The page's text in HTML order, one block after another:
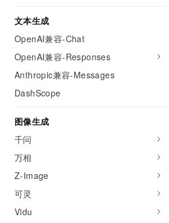
文本生成
OpenAI兼容-Chat
OpenAI兼容-Responses
Anthropic兼容-Messages
DashScope
图像生成
千问
万相
Z-Image
可灵
Vidu
容器
存储
网络与CDN
安全
中间件
数据库
大数据计算
媒体服务
企业服务与云通信
大数据
现代化应用
安全
网络
上云与迁云
企业出海
政企业务